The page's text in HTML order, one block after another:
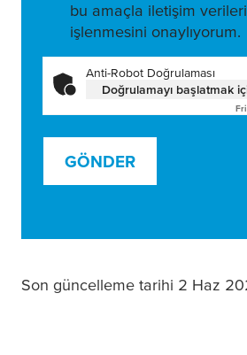
bu amaçla iletişim
işlenmesini onaylıyorum.
Anti-Robot Doğrulaması
Doğrulamayı başlatmak
GÖNDER
Son güncelleme tarihi 2 Haz